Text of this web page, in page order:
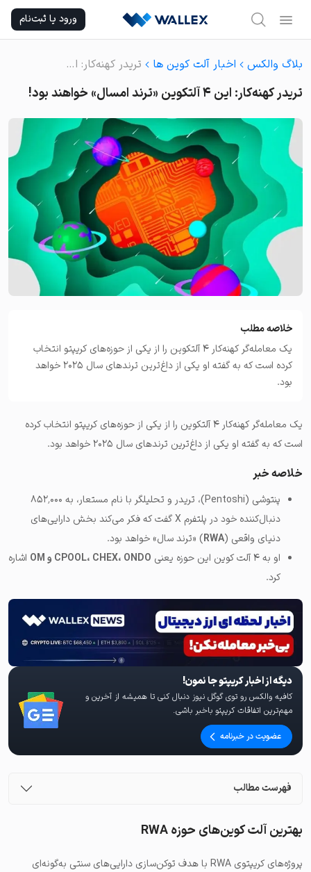
content
ورود یا ثبت‌نام
بلاگ والکس اخبار آلت کوین ها تریدر کهنه‌کار: این ۴ آلتکوین «ترند امسال» خواهند بود!
تریدر کهنه‌کار: این ۴ آلتکوین «ترند امسال» خواهند بود!
خلاصه مطلب
یک معامله‌گر کهنه‌کار ۴ آلتکوین را از یکی از حوزه‌های کریپتو انتخاب
کرده است که به گفته او یکی از داغ‌ترین ترندهای سال ۲۰۲۵ خواهد
بود.
یک معامله‌گر کهنه‌کار ۴ آلتکوین را از یکی از حوزه‌های کریپتو انتخاب کرده
است که به گفته او یکی از داغ‌ترین ترندهای سال ۲۰۲۵ خواهد بود.
خلاصه خبر
پنتوشی (Pentoshi)، تریدر و تحلیلگر با نام مستعار، به ۸۵۲٬۰۰۰
دنبال‌کننده خود در پلتفرم X گفت که فکر می‌کند بخش دارایی‌های
دنیای واقعی (RWA) «ترند سال» خواهد بود.
او به ۴ آلت کوین این حوزه یعنی
CPOOL، CHEX، ONDO و OM
اشاره
کرد.
دیگه از اخبار کریپتو جا نمون!
کافیه والکس رو توی گوگل نیوز دنبال کنی تا همیشه از آخرین و
مهم‌ترین اتفاقات کریپتو باخبر باشی.
عضویت در خبرنامه
فهرست مطالب
بهترین آلت کوین‌های حوزه RWA
پروژه‌های کریپتوی RWA با هدف توکن‌سازی دارایی‌های سنتی به‌گونه‌ای